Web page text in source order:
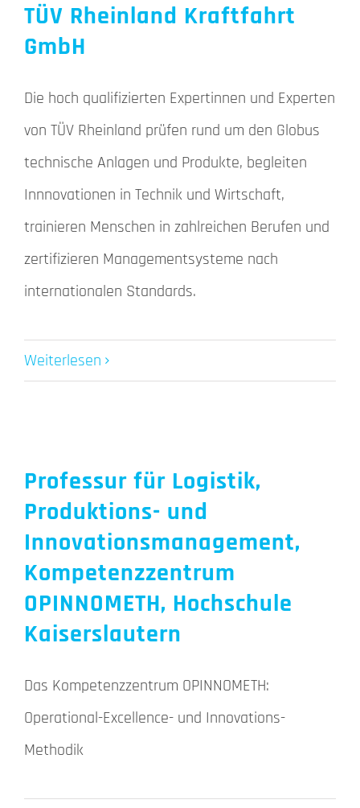
TÜV Rheinland Kraftfahrt
GmbH
Die hoch qualifizierten Expertinnen und Experten
von TÜV Rheinland prüfen rund um den Globus
technische Anlagen und Produkte, begleiten
Innnovationen in Technik und Wirtschaft,
trainieren Menschen in zahlreichen Berufen und
zertifizieren Managementsysteme nach
internationalen Standards.
Weiterlesen
Professur für Logistik,
Produktions- und
Innovationsmanagement,
Kompetenzzentrum
OPINNOMETH, Hochschule
Kaiserslautern
Das Kompetenzzentrum OPINNOMETH:
Operational-Excellence- und Innovations-
Methodik